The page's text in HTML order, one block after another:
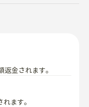
金されます。
ます。